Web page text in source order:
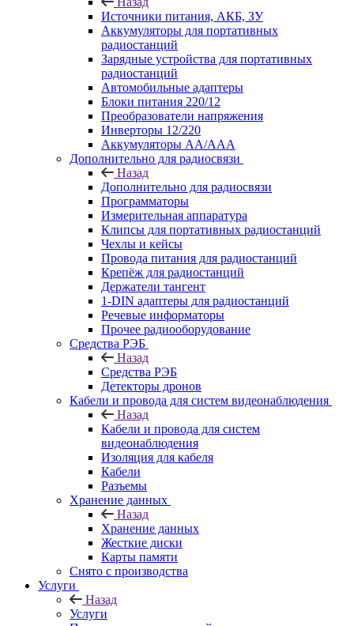
Источники питания, АКБ, ЗУ
Аккумуляторы для портативных
радиостанций
Зарядные устройства для портативных
радиостанций
Автомобильные адаптеры
Блоки питания 220/12
Преобразователи напряжения
Инверторы 12/220
Аккумуляторы АА/ААА
Дополнительно для радиосвязи
Назад
Дополнительно для радиосвязи
Программаторы
Измерительная аппаратура
Клипсы для портативных радиостанций
Чехлы и кейсы
Провода питания для радиостанций
Крепёж для радиостанций
Держатели тангент
1-DIN адаптеры для радиостанций
Речевые информаторы
Прочее радиооборудование
Средства РЭБ
Назад
Средства РЭБ
Детекторы дронов
Кабели и провода для систем видеонаблюдения
Назад
Кабели и провода для систем
видеонаблюдения
Изоляция для кабеля
Кабели
Разъемы
Хранение данных
Назад
Хранение данных
Жесткие диски
Карты памяти
Снято с производства
Услуги
Назад
Услуги